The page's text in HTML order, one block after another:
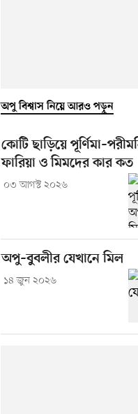
অপু বিশ্বাস নিয়ে আরও পড়ুন
কোটি ছাড়িয়ে
ফারিয়া ও মিমদের কার কত
০৩ আগস্ট ২০২৬
অপু–বুবলীর যেখানে মিল
১৪ জুন ২০২৬